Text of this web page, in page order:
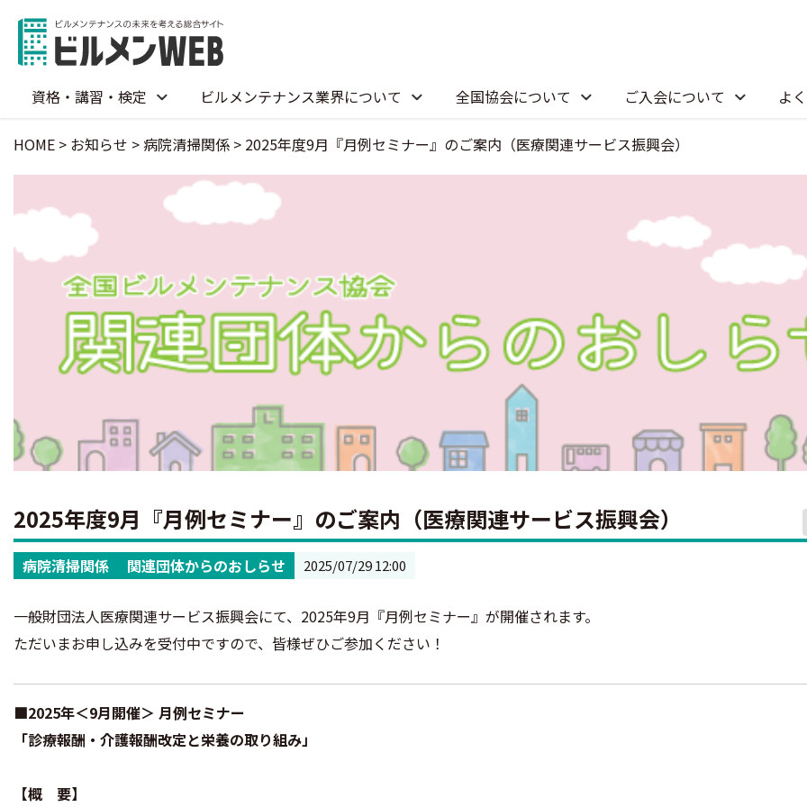
資格・講習・検定 ビルメンテナンス業界について 全国協会について ご入会について よ
HOME > お知らせ >病院清掃関係 > 2025年度9月『月例セミナー』のご案内（医療関連サービス振興会）
2025年度9月『月例セミナー』のご案内（医療関連サービス振興会）
病院清掃関係 関連団体からのおしらせ 2025/07/29 12:00
一般財団法人医療関連サービス振興会にて、2025年9月『月例セミナー』が開催されます。
ただいまお申し込みを受付中ですので、皆様ぜひご参加ください！
■2025年＜9月開催＞ 月例セミナー
「診療報酬・介護報酬改定と栄養の取り組み」
【概 要】